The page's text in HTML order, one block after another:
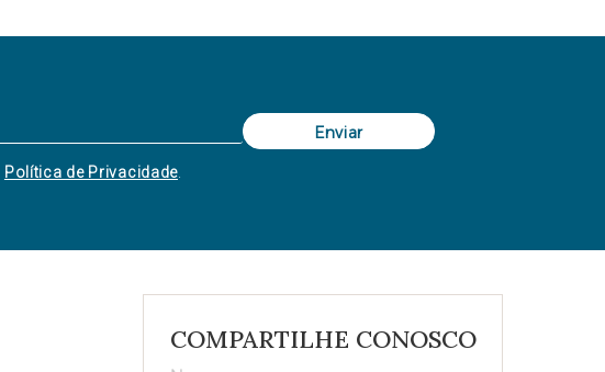
Política de Privacidade.
COMPARTILHE CONOSCO